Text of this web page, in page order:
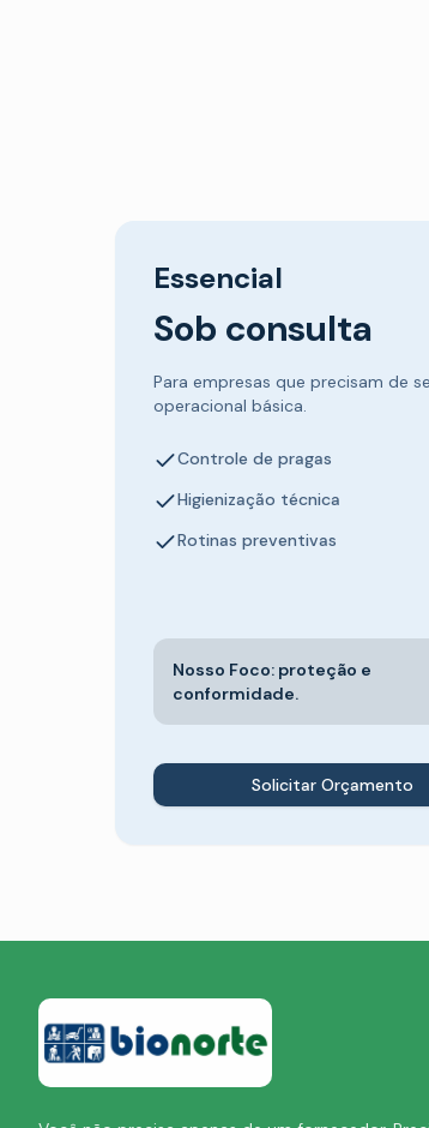
Essencial
Sob consulta
Para empresas que precisam de
operacional básica.
Controle de pragas
Higienização técnica
Rotinas preventivas
Nosso Foco: proteção e
conformidade.
Solicitar Orçamento